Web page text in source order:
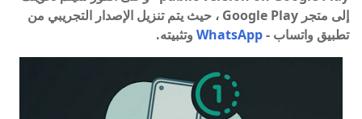
إلى متجر Google Play ، حيث يتم تنزيل الإصدار التجريبي من
تطبيق واتساب -
وتثبيته.